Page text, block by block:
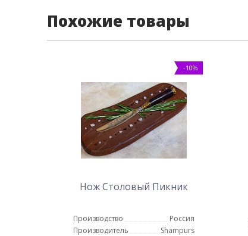
Похожие товары
-10%
Нож Столовый Пикник
Производство
Россия
Производитель
Shampurs